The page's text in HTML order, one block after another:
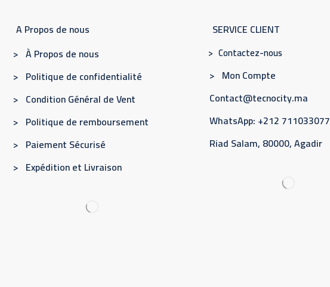
A Propos de nous
> À Propos de nous
> Politique de confidentialité
> Condition Général de Vent
> Politique de remboursement
> Paiement Sécurisé
> Expédition et Livraison
SERVICE CLIENT
> Contactez-nous
> Mon Compte
Contact@tecnocity.ma
WhatsApp: +212 711033077
Riad Salam, 80000, Agadir